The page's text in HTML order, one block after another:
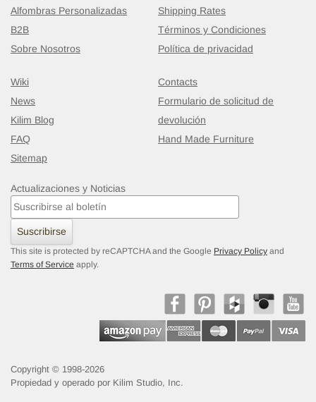
Alfombras Personalizadas
B2B
Sobre Nosotros
Shipping Rates
Términos y Condiciones
Política de privacidad
Wiki
News
Kilim Blog
FAQ
Sitemap
Contacts
Formulario de solicitud de
devolución
Hand Made Furniture
Actualizaciones y Noticias
Suscribirse
This site is protected by reCAPTCHA and the Google Privacy Policy and
Terms of Service apply.
Copyright © 1998-2026
Propiedad y operado por Kilim Studio, Inc.